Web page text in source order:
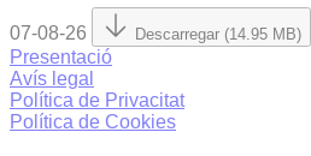
07-08-26 Descarregar (14.95 MB)
Presentació
Avís legal
Política de Privacitat
Política de Cookies